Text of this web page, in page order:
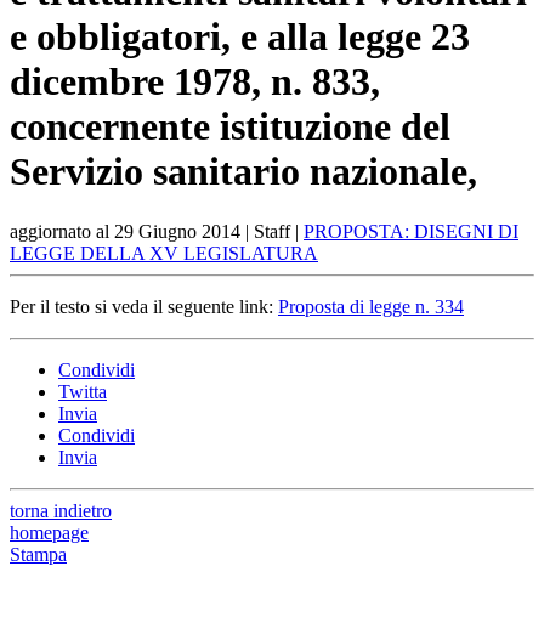
e obbligatori, e alla legge 23
dicembre 1978, n. 833,
concernente istituzione del
Servizio sanitario nazionale,
aggiornato al 29 Giugno 2014 | Staff | PROPOSTA: DISEGNI DI
LEGGE DELLA XV LEGISLATURA
Per il testo si veda il seguente link: Proposta di legge n. 334
Condividi
Twitta
Invia
Condividi
Invia
torna indietro
homepage
Stampa